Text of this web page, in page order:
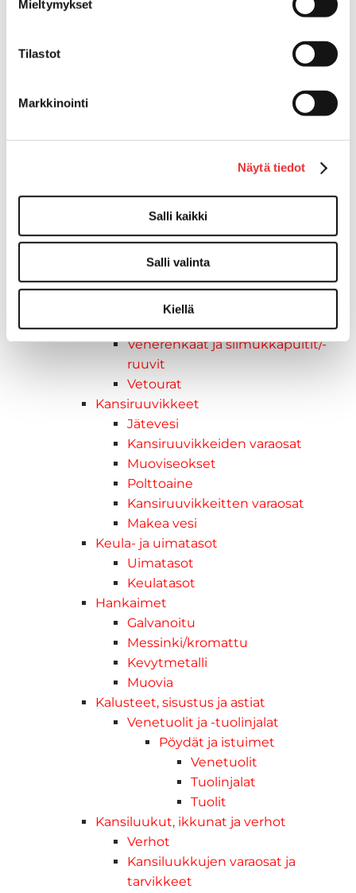
Mieltymykset
Tilastot
Markkinointi
Näytä tiedot
Salli kaikki
Salli valinta
Kiellä
Kuljetusramppien tarvikkeet
Taavetit
Venetuolit ja -tuolinjalat
Tuolit
Venetuolit
Veneen kiinnitys
Pollarit
Knaapit
Trailerikoukut
Venerenkaat ja silmukkapultit/-
ruuvit
Vetourat
Kansiruuvikkeet
Jätevesi
Kansiruuvikkeiden varaosat
Muoviseokset
Polttoaine
Kansiruuvikkeitten varaosat
Makea vesi
Keula- ja uimatasot
Uimatasot
Keulatasot
Hankaimet
Galvanoitu
Messinki/kromattu
Kevytmetalli
Muovia
Kalusteet, sisustus ja astiat
Venetuolit ja -tuolinjalat
Pöydät ja istuimet
Venetuolit
Tuolinjalat
Tuolit
Kansiluukut, ikkunat ja verhot
Verhot
Kansiluukkujen varaosat ja
tarvikkeet